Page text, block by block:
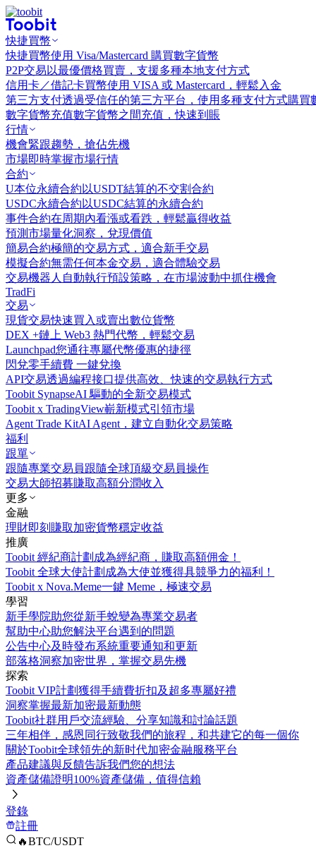
快捷買幣
快捷買幣使用 Visa/Mastercard 購買數字貨幣
P2P交易 以最優價格買賣，支援多種本地支付方式
信用卡／借記卡買幣使用 VISA 或 Mastercard，輕鬆入金
第三方支付透過受信任的第三方平台，使用多種支付方式購買
數字貨幣充值數字貨幣之間充值，快速到賬
行情
機會緊跟趨勢，搶佔先機
市場即時掌握市場行情
合約
U本位永續合約 以USDT結算的不交割合約
USDC永續合約 以USDC結算的永續合約
事件合約在周期內看漲或看跌，輕鬆贏得收益
預測市場量化洞察，兌現價值
簡易合約極簡的交易方式，適合新手交易
模擬合約無需任何本金交易，適合體驗交易
交易機器人 自動執行預設策略，在市場波動中抓住機會
TradFi
交易
現貨交易快速買入或賣出數位貨幣
DEX +鏈上 Web3 熱門代幣，輕鬆交易
Launchpad您通往專屬代幣優惠的捷徑
閃兌零手續費 一鍵兌換
API交易透過編程接口提供高效、快速的交易執行方式
Toobit SynapseAI 驅動的全新交易模式
Toobit x TradingView嶄新模式引領市場
Agent Trade KitAI Agent，建立自動化交易策略
福利
跟單
跟隨專業交易員跟隨全球頂級交易員操作
交易大師招募賺取高額分潤收入
更多
金融
理財即刻賺取加密貨幣穩定收益
推廣
Toobit 經紀商計劃 成為經紀商，賺取高額佣金！
Toobit 全球大使計劃 成為大使並獲得具競爭力的福利！
Toobit x Nova.Meme一鍵 Meme，極速交易
學習
新手學院助您從新手蛻變為專業交易者
幫助中心助您解決平台遇到的問題
公告中心及時發布系統重要通知和更新
部落格洞察加密世界，掌握交易先機
探索
Toobit VIP計劃獲得手續費折扣及超多專屬好禮
洞察掌握最新加密最新動態
Toobit社群用戶交流經驗、分享知識和討論話題
三年相伴，感恩同行致敬我們的旅程，和共建它的每一個你
關於Toobit全球領先的新时代加密金融服務平台
產品建議與反饋告訴我們您的想法
資產儲備證明100%資產儲備，值得信賴
登錄
註冊
🔥BTC/USDT